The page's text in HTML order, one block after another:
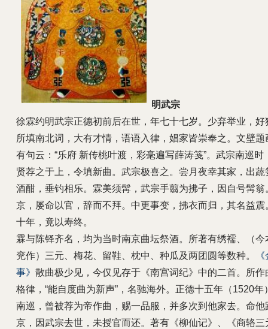
明武宗
徐霖约明武宗正德初前后在世，年七十七岁。少弃举业，好
所填南北词，大有才情，语语入律，娼家皆崇奉之。文壁题
有句云：“乐府 新传桃叶渡，彩毫遍写薛涛笺”。武宗南巡时
贤荐之于上，令填新曲。武宗极喜之。尝月夜幸其家，出蔬
酒酣，垂钓相乐。霖美须髯，武宗手翦为拂子，因自号髯翁
京，屡命以官，辞而不拜。中更事变，拂衣而归，其名益震
十年，竟以寿终。
霖与陈铎齐名，均为当时南京曲坛祭酒。所著有绣襦、（今
兖作）三元、梅花、留鞋、枕中、种瓜及两团圆等数种。
事》 散曲极少见，今仅见存于《南宫词纪》中的二首。所作
格律，“能自度曲为新声”，名驰海外。正德十五年（1520年
南巡，曾被荐为帝作曲，赐一品服，并多次到他家去。命他
京，因武宗去世，未授官而还。著有《柳仙记》、《商辂三